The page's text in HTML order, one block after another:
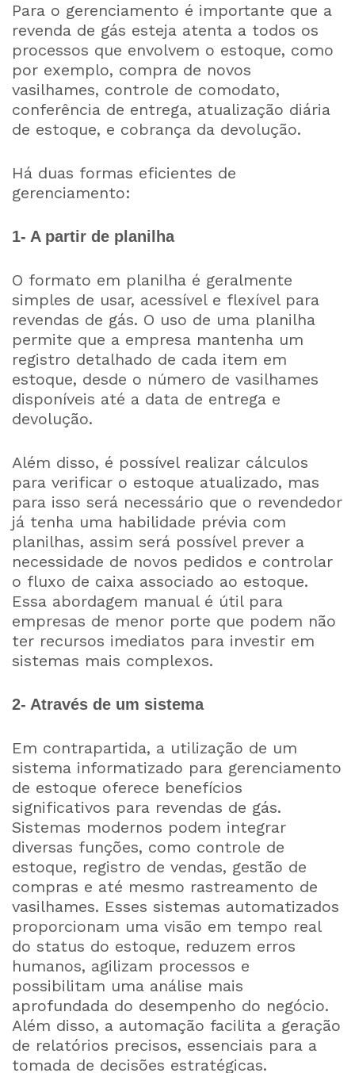
Para o gerenciamento é importante que a
revenda de gás esteja atenta a todos os
processos que envolvem o estoque, como
por exemplo, compra de novos
vasilhames, controle de comodato,
conferência de entrega, atualização diária
de estoque, e cobrança da devolução.
Há duas formas eficientes de
gerenciamento:
1- A partir de planilha
O formato em planilha é geralmente
simples de usar, acessível e flexível para
revendas de gás. O uso de uma planilha
permite que a empresa mantenha um
registro detalhado de cada item em
estoque, desde o número de vasilhames
disponíveis até a data de entrega e
devolução.
Além disso, é possível realizar cálculos
para verificar o estoque atualizado, mas
para isso será necessário que o revendedor
já tenha uma habilidade prévia com
planilhas, assim será possível prever a
necessidade de novos pedidos e controlar
o fluxo de caixa associado ao estoque.
Essa abordagem manual é útil para
empresas de menor porte que podem não
ter recursos imediatos para investir em
sistemas mais complexos.
2- Através de um sistema
Em contrapartida, a utilização de um
sistema informatizado para gerenciamento
de estoque oferece benefícios
significativos para revendas de gás.
Sistemas modernos podem integrar
diversas funções, como controle de
estoque, registro de vendas, gestão de
compras e até mesmo rastreamento de
vasilhames. Esses sistemas automatizados
proporcionam uma visão em tempo real
do status do estoque, reduzem erros
humanos, agilizam processos e
possibilitam uma análise mais
aprofundada do desempenho do negócio.
Além disso, a automação facilita a geração
de relatórios precisos, essenciais para a
tomada de decisões estratégicas.